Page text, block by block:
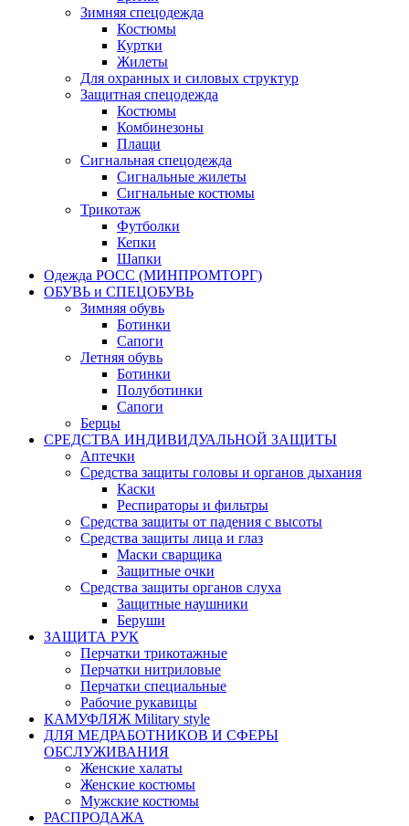
Зимняя спецодежда
Костюмы
Куртки
Жилеты
Для охранных и силовых структур
Защитная спецодежда
Костюмы
Комбинезоны
Плащи
Сигнальная спецодежда
Сигнальные жилеты
Сигнальные костюмы
Трикотаж
Футболки
Кепки
Шапки
Одежда РОСС (МИНПРОМТОРГ)
ОБУВЬ и СПЕЦОБУВЬ
Зимняя обувь
Ботинки
Сапоги
Летняя обувь
Ботинки
Полуботинки
Сапоги
Берцы
СРЕДСТВА ИНДИВИДУАЛЬНОЙ ЗАЩИТЫ
Аптечки
Средства защиты головы и органов дыхания
Каски
Респираторы и фильтры
Средства защиты от падения с высоты
Средства защиты лица и глаз
Маски сварщика
Защитные очки
Средства защиты органов слуха
Защитные наушники
Беруши
ЗАЩИТА РУК
Перчатки трикотажные
Перчатки нитриловые
Перчатки специальные
Рабочие рукавицы
КАМУФЛЯЖ Military style
ДЛЯ МЕДРАБОТНИКОВ И СФЕРЫ
ОБСЛУЖИВАНИЯ
Женские халаты
Женские костюмы
Мужские костюмы
РАСПРОДАЖА